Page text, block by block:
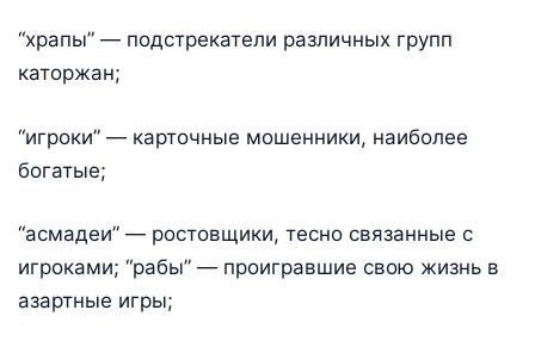
“храпы” — подстрекатели различных групп
каторжан;
“игроки” — карточные мошенники, наиболее
богатые;
“асмадеи” — ростовщики, тесно связанные с
игроками; “рабы” — проигравшие свою жизнь в
азартные игры;